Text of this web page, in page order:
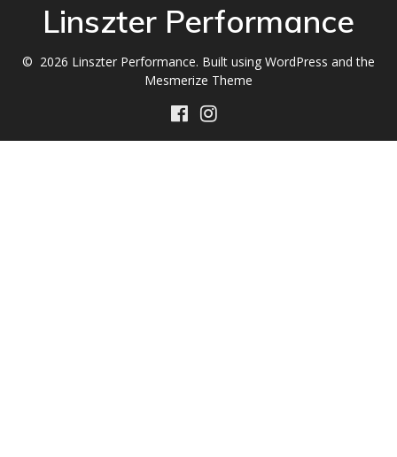
Linszter Performance
© 2026 Linszter Performance. Built using WordPress and the
Mesmerize Theme